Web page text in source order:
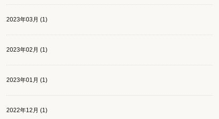
2023年03月 (1)
2023年02月 (1)
2023年01月 (1)
2022年12月 (1)